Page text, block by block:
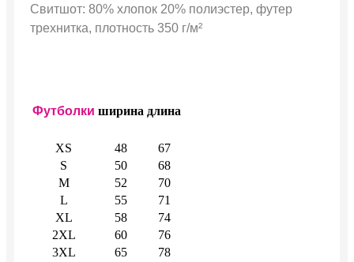
Свитшот: 80% хлопок 20% полиэстер, футер
трехнитка, плотность 350 г/м²
Футболки ширина длина
XS 48
67
S
50
68
M
52
70
L
55
71
XL
58
74
2XL
60
76
3XL
65
78